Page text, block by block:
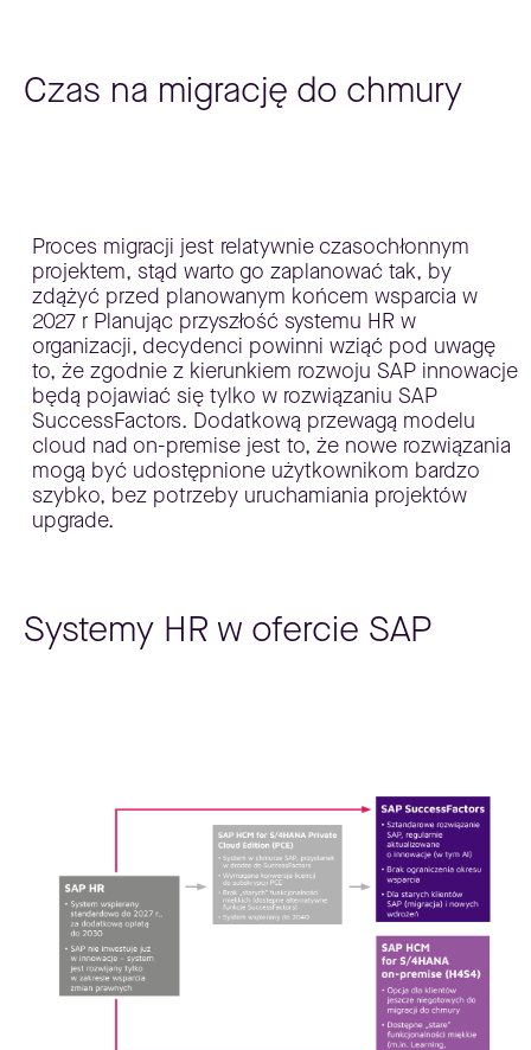
Czas na migrację do chmury
Proces migracji jest relatywnie czasochłonnym
projektem, stąd warto go zaplanować tak, by
zdążyć przed planowanym końcem wsparcia w
2027 r Planując przyszłość systemu HR w
organizacji, decydenci powinni wziąć pod uwagę
to, że zgodnie z kierunkiem rozwoju SAP innowacje
będą pojawiać się tylko w rozwiązaniu SAP
SuccessFactors. Dodatkową przewagą modelu
cloud nad on-premise jest to, że nowe rozwiązania
mogą być udostępnione użytkownikom bardzo
szybko, bez potrzeby uruchamiania projektów
upgrade.
Systemy HR w ofercie SAP